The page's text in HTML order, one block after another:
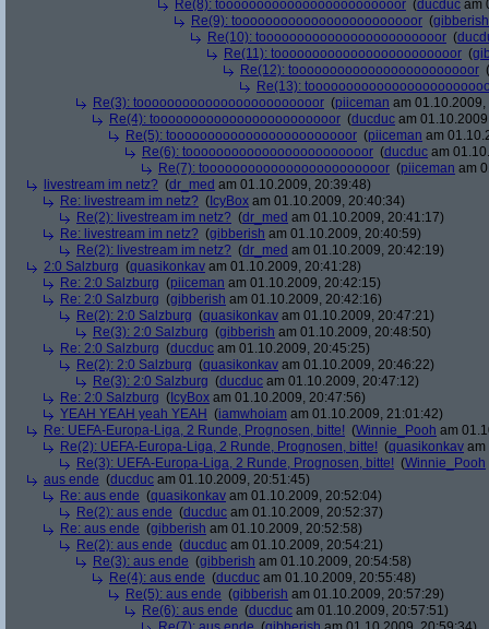
Re(8): toooooooooooooooooooooooor (ducduc am
Re(9): toooooooooooooooooooooooor (gibberish
Re(10): toooooooooooooooooooooooor (
Re(11): toooooooooooooooooooooooor (
Re(12): toooooooooooooooooooooooor (
Re(13):
Re(3): toooooooooooooooooooooooor (piiceman am
Re(4): toooooooooooooooooooooooor (ducduc am
Re(5): toooooooooooooooooooooooor (piiceman am
Re(6): toooooooooooooooooooooooor (ducduc am
Re(7): toooooooooooooooooooooooor (piiceman am
livestream im netz? (dr_med am 01.10.2009, 20:39:48)
Re: livestream im netz? ( IcyBox am 01.10.2009, 20:40:34)
Re(2): livestream im netz? (dr_med am 01.10.2009, 20:41:17)
Re: livestream im netz? (gibberish am 01.10.2009, 20:40:59)
Re(2): livestream im netz? (dr_med am 01.10.2009, 20:42:19)
2:0 Salzburg (quasikonkav am 01.10.2009, 20:41:28)
Re: 2:0 Salzburg (piiceman am 01.10.2009, 20:42:15)
Re: 2:0 Salzburg (gibberish am 01.10.2009, 20:42:16)
Re(2): 2:0 Salzburg (quasikonkav am 01.10.2009, 20:47:21)
Re(3): 2:0 Salzburg (gibberish am 01.10.2009, 20:48:50)
Re: 2:0 Salzburg (ducduc am 01.10.2009, 20:45:25)
Re(2): 2:0 Salzburg (quasikonkav am 01.10.2009, 20:46:22)
Re(3): 2:0 Salzburg (ducduc am 01.10.2009, 20:47:12)
Re: 2:0 Salzburg ( IcyBox am 01.10.2009, 20:47:56)
YEAH YEAH yeah YEAH (iamwhoiam am 01.10.2009, 21:01:42)
Re: UEFA-Europa-Liga, 2 Runde, Prognosen, bitte! (Winnie_Pooh am
Re(2): UEFA-Europa-Liga, 2 Runde, Prognosen, bitte! (quasikonkav am
Re(3): UEFA-Europa-Liga, 2 Runde, Prognosen, bitte! (Winnie_Pooh
aus ende (ducduc am 01.10.2009, 20:51:45)
Re: aus ende (quasikonkav am 01.10.2009, 20:52:04)
Re(2): aus ende (ducduc am 01.10.2009, 20:52:37)
Re: aus ende (gibberish am 01.10.2009, 20:52:58)
Re(2): aus ende (ducduc am 01.10.2009, 20:54:21)
Re(3): aus ende (gibberish am 01.10.2009, 20:54:58)
Re(4): aus ende (ducduc am 01.10.2009, 20:55:48)
Re(5): aus ende (gibberish am 01.10.2009, 20:57:29)
Re(6): aus ende (ducduc am 01.10.2009, 20:57:51)